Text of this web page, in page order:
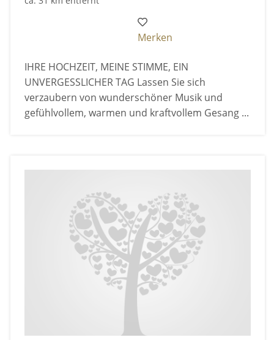
Merken
IHRE HOCHZEIT, MEINE STIMME, EIN
UNVERGESSLICHER TAG Lassen Sie sich
verzaubern von wunderschöner Musik und
gefühlvollem, warmen und kraftvollem Gesang ...